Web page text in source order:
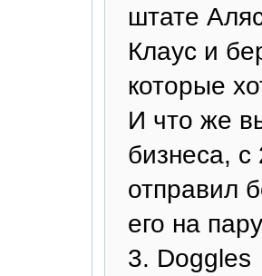
штате
Клаус и
которые
И что же
бизнеса,
отправил
его на
3. Doggles